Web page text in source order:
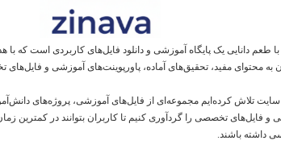
با طعم دانایی یک پایگاه آموزشی و دانلود فایل‌های کاربردی است که
به محتوای مفید، تحقیق‌های آماده، پاورپوینت‌های آموزشی و
سایت تلاش کرده‌ایم مجموعه‌ای از فایل‌های آموزشی، پروژه‌های
و فایل‌های تخصصی را گردآوری کنیم تا کاربران بتوانند در کمترین زمان
داشته باشند.